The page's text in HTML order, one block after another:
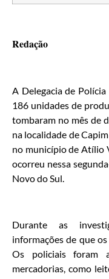
Redação
A Delegacia de
186 unidades de
tombaram no mês de
na localidade de
no município de Atílio
ocorreu nessa
Novo do Sul.
Durante as
informações de que
Os policiais foram
mercadorias, como